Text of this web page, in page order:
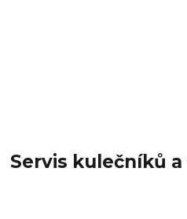
Servis kulečníků